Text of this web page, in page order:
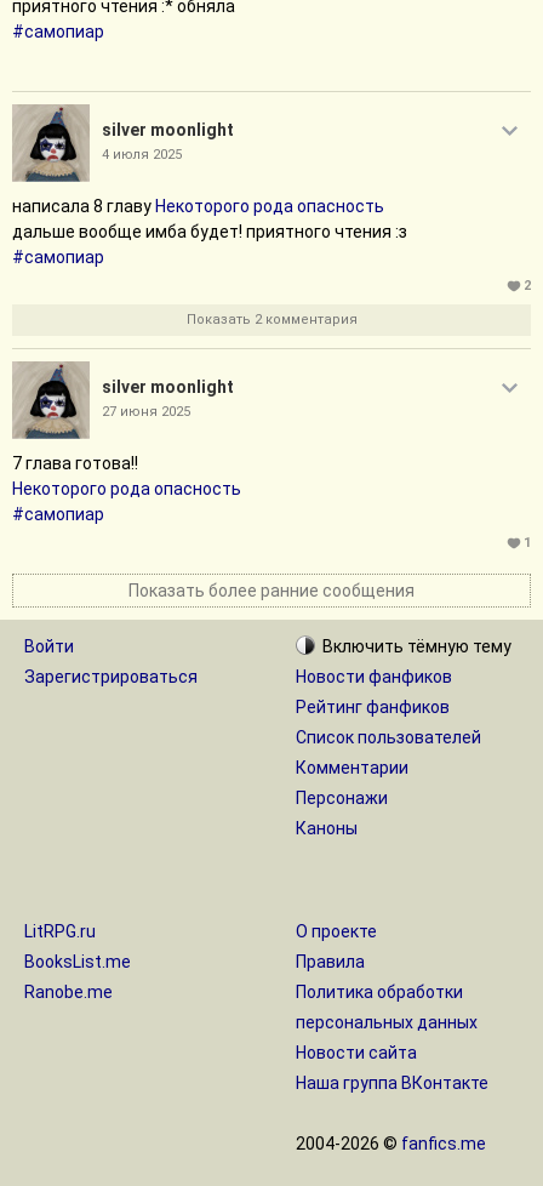
приятного чтения :* обняла
#самопиар
silver moonlight
4 июля 2025
написала 8 главу Некоторого рода опасность
дальше вообще имба будет! приятного чтения :з
#самопиар
2
Показать 2 комментария
silver moonlight
27 июня 2025
7 глава готова!!
Некоторого рода опасность
#самопиар
1
Показать более ранние сообщения
Войти
Зарегистрироваться
Включить тёмную тему
Новости фанфиков
Рейтинг фанфиков
Список пользователей
Комментарии
Персонажи
Каноны
LitRPG.ru
BooksList.me
Ranobe.me
О проекте
Правила
Политика обработки
персональных данных
Новости сайта
Наша группа ВКонтакте
2004-2026 © fanfics.me